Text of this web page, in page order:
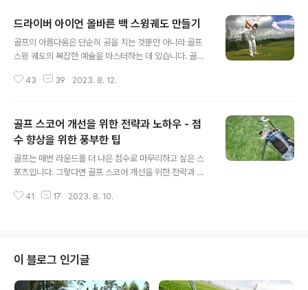
드라이버 아이언 올바른 백 스윙궤도 만들기
골프의 아름다움은 단순히 공을 치는 것뿐만 아니라 골프
스윙 궤도의 복잡한 예술을 마스터하는 데 있습니다. 골프
향을 미칩니다. 기본기를 익히고자 하는 초보자든 기술을
인 가이드에서는 골프 스윙 궤도의 미묘한 차이를 살펴보
고, 주요 구성 요소와 영향을 미치는 요인, 게임을 향상하는
기술을 알아보겠습니다 골프 스윙 궤도의 구성 요소 클럽
페이스 각도: 클럽페이스가 볼과 만나는 각도는 탄도에 큰
내는 경향이 있고, 클로즈드 클럽페이스는 더 낮은 탄도를
43 39 2023. 8. 12.
골프 스코어 개선을 위한 전략과 노하우 - 점
수 향상을 위한 풍부한 팁
골프는 매번 라운드를 더 나은 점수로 마무리하고 싶은 스
포츠입니다. 그렇다면 골프 스코어 개선을 위한 전략과 노
향상하기 위한 다양한 팁과 전략을 제공하며, 라운드를 더
충분하지 않을 수 있습니다. 실제 골프 코스에서 다양한 조
건과 여러 가지의 상황을 경험하고 훈련하셔야 합니다. 실
전 상황에 대비하는 연습은 스코어 개선에 큰 도움이 될 것
41 17 2023. 8. 10.
이 블로그 인기글